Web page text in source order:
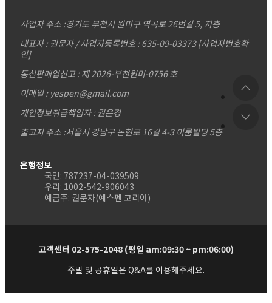
사업자 주소 :경기도 부천시 원미구 역곡로 26번길 5, 지층
대표자 : 권문자 / 사업자등록번호 : 635-09-03373 [사업자번호확
인]
통신판매업신고 : 제 2026-부천원미-0756 호
이메일 : yespen@gmail.com
개인정보취급책임자 : 권은경
출고지 주소 :서울시 강남구 논현로 16길 4-3 이룸빌딩 5층
은행정보
국민: 787237-04-039509
우리: 1002-542-906043
예금주: 권문자(예스펜 코리아)
고객센터 02-575-2048 (평일 am:09:30 ~ pm:06:00)
주말 및 공휴일은 Q&A를 이용해주세요.